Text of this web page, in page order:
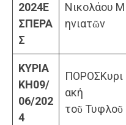
2024Ε
ΣΠΕΡΑ
Σ
Νικολάου Μ
ηνιατῶν
ΚΥΡΙΑ
ΚΗ09/
06/202
4
ΠΟΡΟΣΚυρι
ακή
τοῦ Τυφλοῦ